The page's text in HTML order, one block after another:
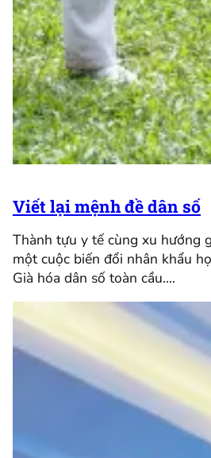
Viết lại mệnh đề dân số
Thành tựu y tế cùng xu hướng
một cuộc biến đổi nhân khẩu
Già hóa dân số toàn cầu.…